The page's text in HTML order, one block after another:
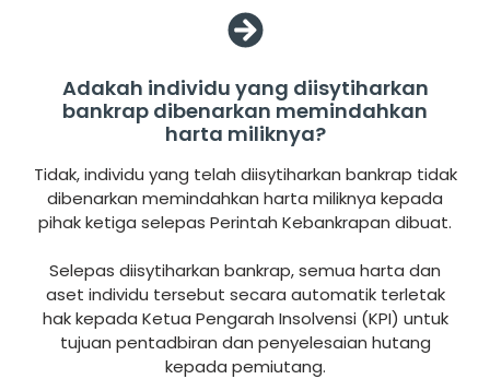
Adakah individu yang diisytiharkan
bankrap dibenarkan memindahkan
harta miliknya?
Tidak, individu yang telah diisytiharkan bankrap tidak
dibenarkan memindahkan harta miliknya kepada
pihak ketiga selepas Perintah Kebankrapan dibuat.
Selepas diisytiharkan bankrap, semua harta dan
aset individu tersebut secara automatik terletak
hak kepada Ketua Pengarah Insolvensi (KPI) untuk
tujuan pentadbiran dan penyelesaian hutang
kepada pemiutang.